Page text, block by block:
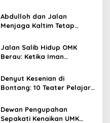
Bangku Doktoral
Abdulloh dan Jalan
Menjaga Kaltim Tetap
Gelombang Aksi 21 April
Jalan Salib Hidup OMK
Berau: Ketika Iman
Panggung
Denyut Kesenian di
Bontang: 10 Teater Pelajar
Proses Bernama AKSARA
Dewan Pengupahan
Sepakati Kenaikan UMK